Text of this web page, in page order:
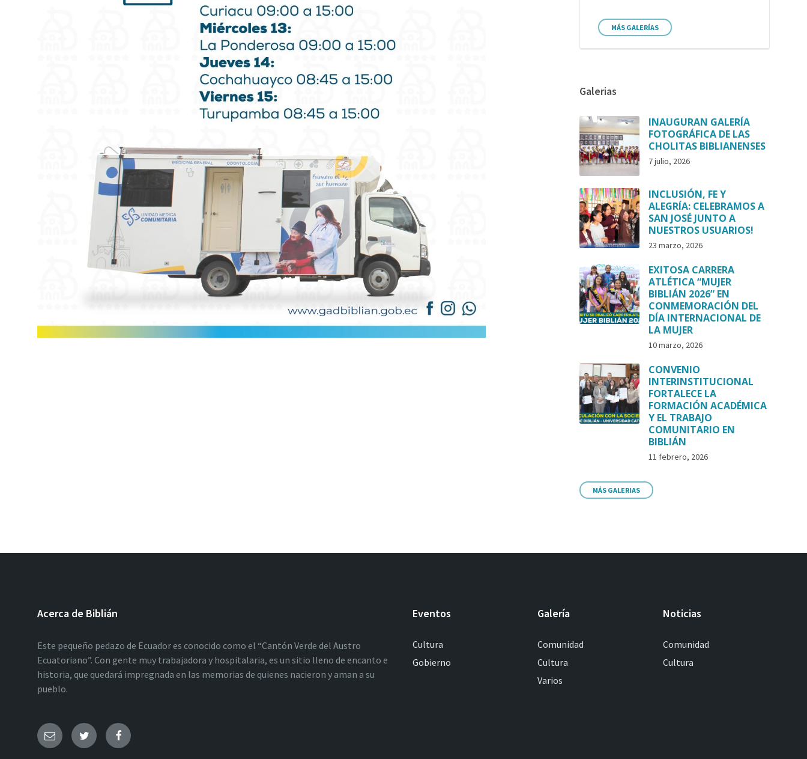
MÁS GALERÍAS
Galerias
INAUGURAN GALERÍA
FOTOGRÁFICA DE LAS
CHOLITAS BIBLIANENSES
7 julio, 2026
INCLUSIÓN, FE Y
ALEGRÍA: CELEBRAMOS A
SAN JOSÉ JUNTO A
NUESTROS USUARIOS!
23 marzo, 2026
EXITOSA CARRERA
ATLÉTICA “MUJER
BIBLIÁN 2026” EN
CONMEMORACIÓN DEL
DÍA INTERNACIONAL DE
LA MUJER
10 marzo, 2026
CONVENIO
INTERINSTITUCIONAL
FORTALECE LA
FORMACIÓN ACADÉMICA
Y EL TRABAJO
COMUNITARIO EN
BIBLIÁN
11 febrero, 2026
MÁS GALERIAS
Acerca de Biblián
Este pequeño pedazo de Ecuador es conocido como el “Cantón Verde del Austro
Ecuatoriano”. Con gente muy trabajadora y hospitalaria, es un sitio lleno de encanto e
historia, que quedará impregnada en las memorias de quienes nacieron y aman a su
pueblo.
Eventos
Cultura
Gobierno
Galería
Comunidad
Cultura
Varios
Noticias
Comunidad
Cultura